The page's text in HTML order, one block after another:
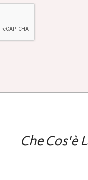
Che Cos'è